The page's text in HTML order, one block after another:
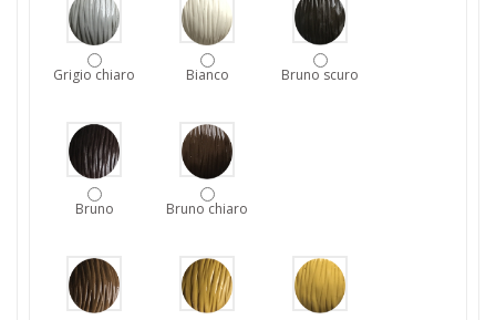
Grigio chiaro Bianco Bruno scuro
Bruno Bruno chiaro